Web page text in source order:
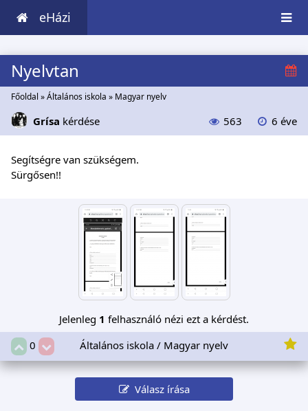
eHázi
Nyelvtan
Főoldal »Általános iskola » Magyar nyelv
Grísa kérdése 563 6 éve
Segítségre van szükségem.
Sürgősen!!
Jelenleg 1 felhasználó nézi ezt a kérdést.
0
Általános iskola / Magyar nyelv
Válasz írása